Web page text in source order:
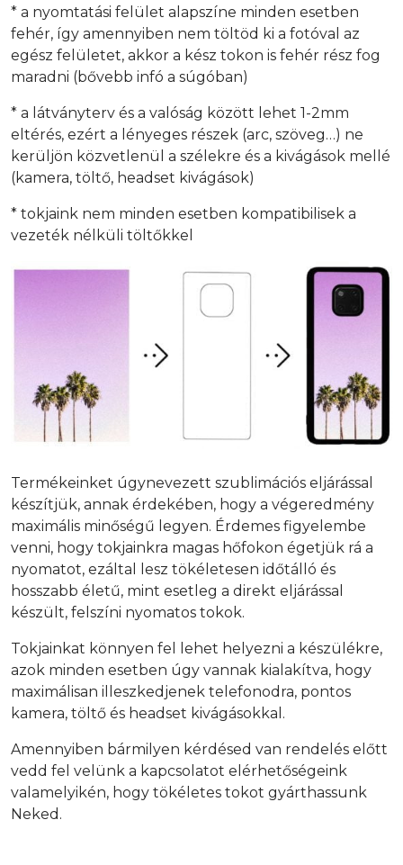
* a nyomtatási felület alapszíne minden esetben
fehér, így amennyiben nem töltöd ki a fotóval az
egész felületet, akkor a kész tokon is fehér rész fog
maradni (bővebb infó a súgóban)
* a látványterv és a valóság között lehet 1-2mm
eltérés, ezért a lényeges részek (arc, szöveg…) ne
kerüljön közvetlenül a szélekre és a kivágások mellé
(kamera, töltő, headset kivágások)
* tokjaink nem minden esetben kompatibilisek a
vezeték nélküli töltőkkel
Termékeinket úgynevezett szublimációs eljárással
készítjük, annak érdekében, hogy a végeredmény
maximális minőségű legyen. Érdemes figyelembe
venni, hogy tokjainkra magas hőfokon égetjük rá a
nyomatot, ezáltal lesz tökéletesen időtálló és
hosszabb életű, mint esetleg a direkt eljárással
készült, felszíni nyomatos tokok.
Tokjainkat könnyen fel lehet helyezni a készülékre,
azok minden esetben úgy vannak kialakítva, hogy
maximálisan illeszkedjenek telefonodra, pontos
kamera, töltő és headset kivágásokkal.
Amennyiben bármilyen kérdésed van rendelés előtt
vedd fel velünk a kapcsolatot elérhetőségeink
valamelyikén, hogy tökéletes tokot gyárthassunk
Neked.